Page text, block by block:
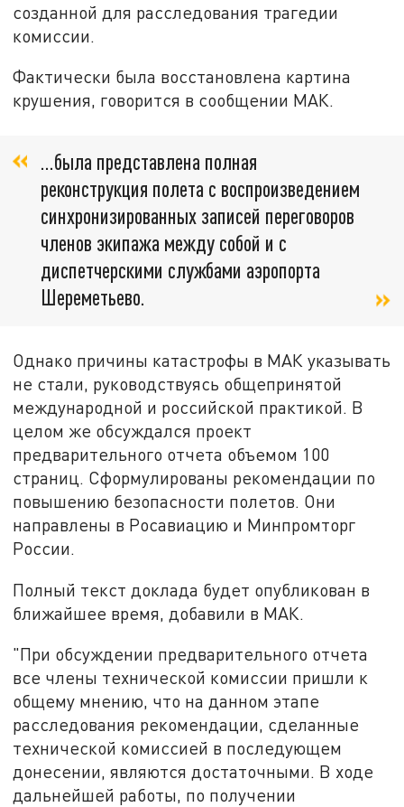
созданной для расследования трагедии
комиссии.
Фактически была восстановлена картина
крушения, говорится в сообщении МАК.
...была представлена полная
реконструкция полета с воспроизведением
синхронизированных записей переговоров
членов экипажа между собой и с
диспетчерскими службами аэропорта
Шереметьево.
Однако причины катастрофы в МАК указывать
не стали, руководствуясь общепринятой
международной и российской практикой. В
целом же обсуждался проект
предварительного отчета объемом 100
страниц. Сформулированы рекомендации по
повышению безопасности полетов. Они
направлены в Росавиацию и Минпромторг
России.
Полный текст доклада будет опубликован в
ближайшее время, добавили в МАК.
"При обсуждении предварительного отчета
все члены технической комиссии пришли к
общему мнению, что на данном этапе
расследования рекомендации, сделанные
технической комиссией в последующем
донесении, являются достаточными. В ходе
дальнейшей работы, по получении